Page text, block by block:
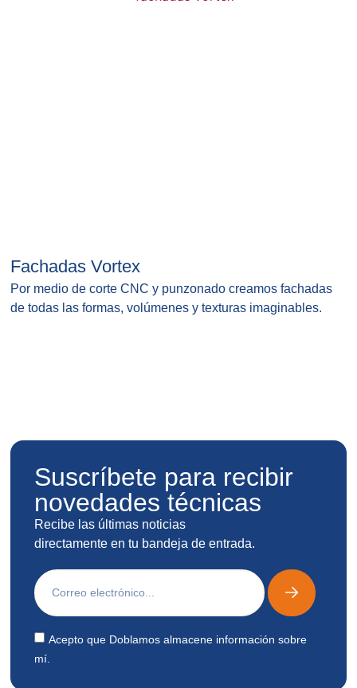
Fachadas Vortex
Por medio de corte CNC y punzonado creamos fachadas
de todas las formas, volúmenes y texturas imaginables.
Suscríbete para recibir
novedades técnicas
Recibe las últimas noticias
directamente en tu bandeja de entrada.
Acepto que Doblamos almacene información sobre
mí.